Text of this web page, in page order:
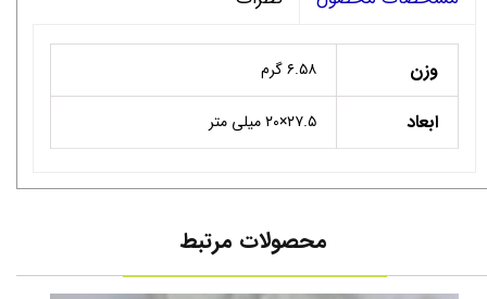
وزن ۶.۵۸ گرم
ابعاد ۲۷.۵×۲۰ میلی متر
محصولات مرتبط